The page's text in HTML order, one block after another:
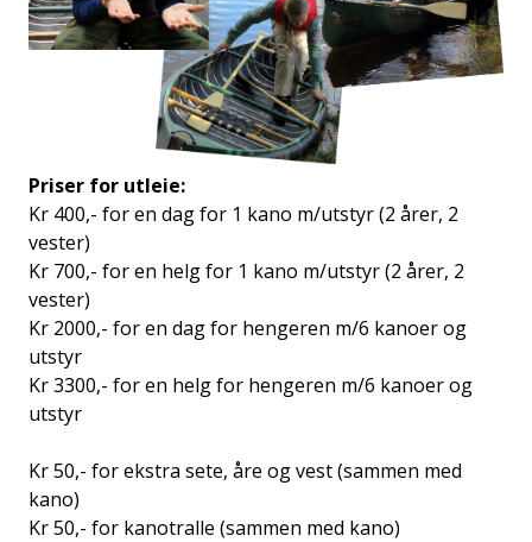
Priser for utleie:
Kr 400,- for en dag for 1 kano m/utstyr (2 årer, 2
vester)
Kr 700,- for en helg for 1 kano m/utstyr (2 årer, 2
vester)
Kr 2000,- for en dag for hengeren m/6 kanoer og
utstyr
Kr 3300,- for en helg for hengeren m/6 kanoer og
utstyr
Kr 50,- for ekstra sete, åre og vest (sammen med
kano)
Kr 50,- for kanotralle (sammen med kano)